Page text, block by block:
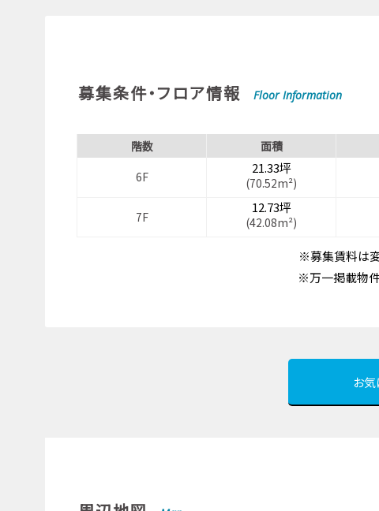
募集条件・フロア情報 Floor Information
階数 面積
6F
21.33坪
(70.52m²)
7F
12.73坪
(42.08m²)
※募集賃料は変
※万一掲載物件
お